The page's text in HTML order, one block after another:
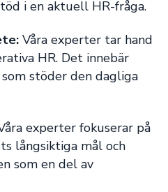
i en aktuell HR-fråga.
Våra experter tar hand
HR. Det innebär
stöder den dagliga
experter fokuserar på
långsiktiga mål och
som en del av